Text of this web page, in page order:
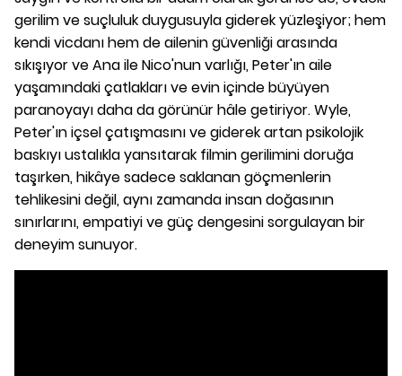
gerilim ve suçluluk duygusuyla giderek yüzleşiyor; hem
kendi vicdanı hem de ailenin güvenliği arasında
sıkışıyor ve Ana ile Nico'nun varlığı, Peter'ın aile
yaşamındaki çatlakları ve evin içinde büyüyen
paranoyayı daha da görünür hâle getiriyor. Wyle,
Peter'ın içsel çatışmasını ve giderek artan psikolojik
baskıyı ustalıkla yansıtarak filmin gerilimini doruğa
taşırken, hikâye sadece saklanan göçmenlerin
tehlikesini değil, aynı zamanda insan doğasının
sınırlarını, empatiyi ve güç dengesini sorgulayan bir
deneyim sunuyor.